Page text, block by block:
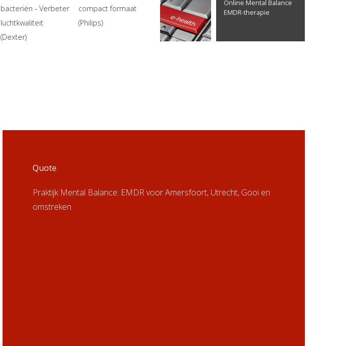
bacteriën - Verbeter
luchtkwaliteit
(Dexter)
compact formaat
(Philips)
Online Mental Balance
EMDR-therapie
Quote
Praktijk Mental Balance: EMDR voor Amersfoort, Utrecht, Gooi en
omstreken.